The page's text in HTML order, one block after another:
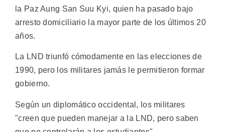
la Paz Aung San Suu Kyi, quien ha pasado bajo
arresto domiciliario la mayor parte de los últimos 20
años.
La LND triunfó cómodamente en las elecciones de
1990, pero los militares jamás le permitieron formar
gobierno.
Según un diplomático occidental, los militares
"creen que pueden manejar a la LND, pero saben